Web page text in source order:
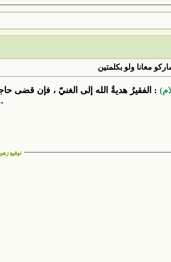
معانا ولو بكلمتين
: الفقيرُ هديةُ الله إلى الغنيّ ، فإن قضى
توقيع زهور الريف